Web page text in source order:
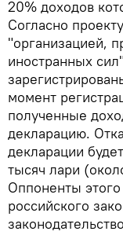
20% доходов
Согласно
"организацией,
иностранных
момент
полученные
декларацию.
декларации
тысяч лари
Оппоненты
российского